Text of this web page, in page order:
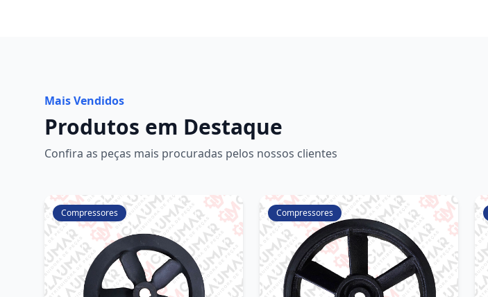
Mais Vendidos
Produtos em Destaque
Confira as peças mais procuradas pelos nossos clientes
Compressores Compressores